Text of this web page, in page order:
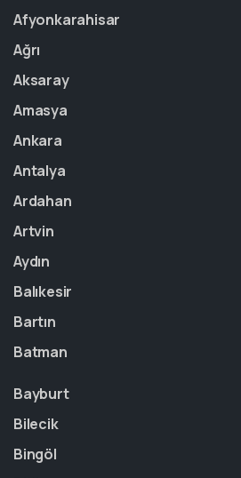
Afyonkarahisar
Ağrı
Aksaray
Amasya
Ankara
Antalya
Ardahan
Artvin
Aydın
Balıkesir
Bartın
Batman
Bayburt
Bilecik
Bingöl